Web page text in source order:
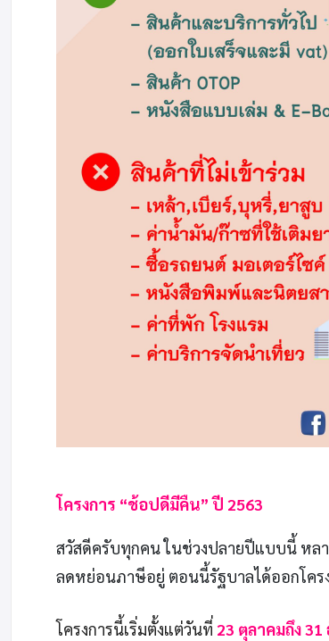
โครงการ “ช้อปดีมีคืน” ปี 2563
สวัสดีครับทุกคน ในช่วงปลายปีแบบนี้ หล
ลดหย่อนภาษีอยู่ ตอนนี้รัฐบาลได้ออกโคร
โครงการนี้เริ่มตั้งแต่วันที่ 23 ตุลาคมถึง